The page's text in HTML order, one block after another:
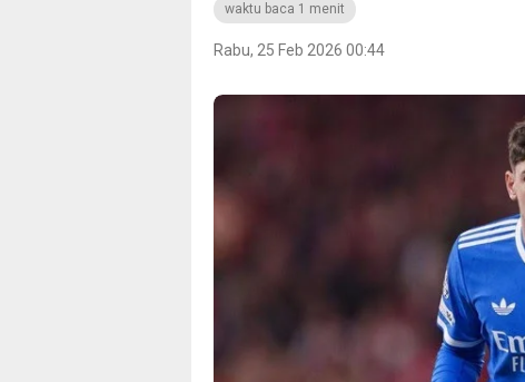
waktu baca 1 menit
Rabu, 25 Feb 2026 00:44